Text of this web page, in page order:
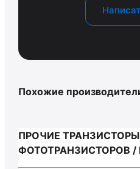
Похожие
ПРОЧИЕ
ФОТОТРАНЗИСТОРОВ /